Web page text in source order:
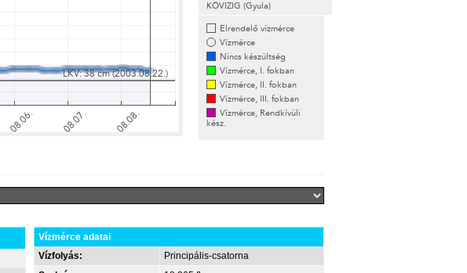
KÖVIZIG (Gyula)
Elrendelő vízmérce
Vízmérce
Nincs készültség
Vízmérce, I. fokban
Vízmérce, II. fokban
Vízmérce, III. fokban
Vízmérce, Rendkívüli
kész.
Vízmérce adatai
Vízfolyás:
Principális-csatorna